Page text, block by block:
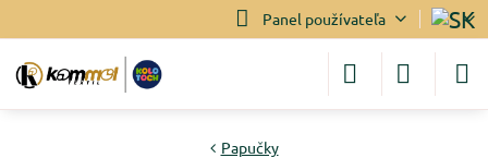
Panel používateľa
Papučky